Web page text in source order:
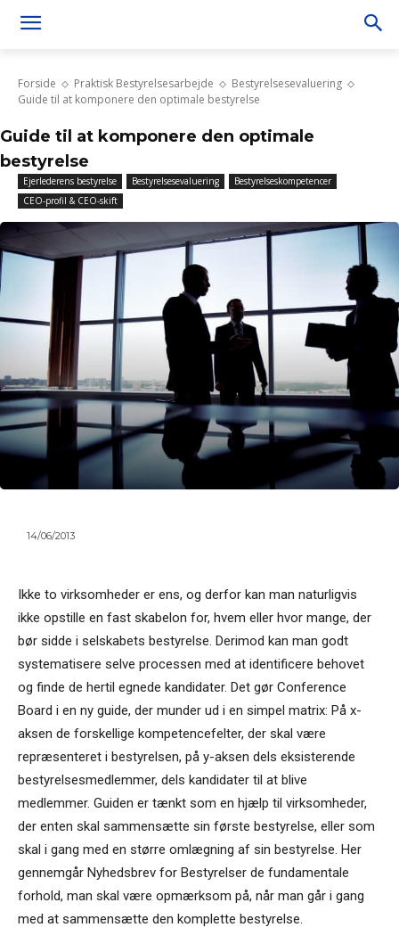
Forside Praktisk Bestyrelsesarbejde
Bestyrelsesevaluering
Guide til at komponere den optimale bestyrelse
Guide til at komponere den optimale
bestyrelse
Ejerlederens bestyrelse Bestyrelsesevaluering
Bestyrelseskompetencer
CEO-profil & CEO-skift
14/06/2013
Ikke to virksomheder er ens, og derfor kan man naturligvis
ikke opstille en fast skabelon for, hvem eller hvor mange, der
bør sidde i selskabets bestyrelse. Derimod kan man godt
systematisere selve processen med at identificere behovet
og finde de hertil egnede kandidater. Det gør Conference
Board i en ny guide, der munder ud i en simpel matrix: På x-
aksen de forskellige kompetencefelter, der skal være
repræsenteret i bestyrelsen, på y-aksen dels eksisterende
bestyrelsesmedlemmer, dels kandidater til at blive
medlemmer. Guiden er tænkt som en hjælp til virksomheder,
der enten skal sammensætte sin første bestyrelse, eller som
skal i gang med en større omlægning af sin bestyrelse. Her
gennemgår Nyhedsbrev for Bestyrelser de fundamentale
forhold, man skal være opmærksom på, når man går i gang
med at sammensætte den komplette bestyrelse.